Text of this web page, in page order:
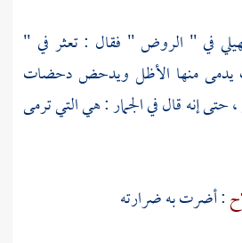
في " الروض " فقال : تعثر في "
يدمى منها الأظل ويدحض دحضات
إنه قال في الجمار : هي التي ترمى
: أضرت به ضرارته